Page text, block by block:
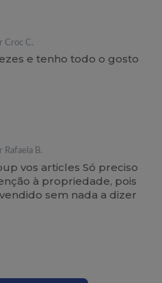
Croc C.
e tenho todo o gosto
Rafaela B.
vos articles Só preciso
à propriedade, pois
sem nada a dizer